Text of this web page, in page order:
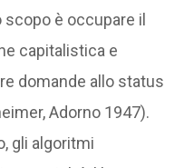
scopo è occupare il
capitalistica e
domande allo status
Adorno 1947).
gli algoritmi